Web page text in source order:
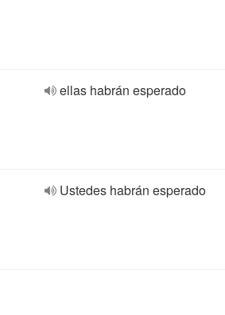
ellas habrán esperado
Ustedes habrán esperado